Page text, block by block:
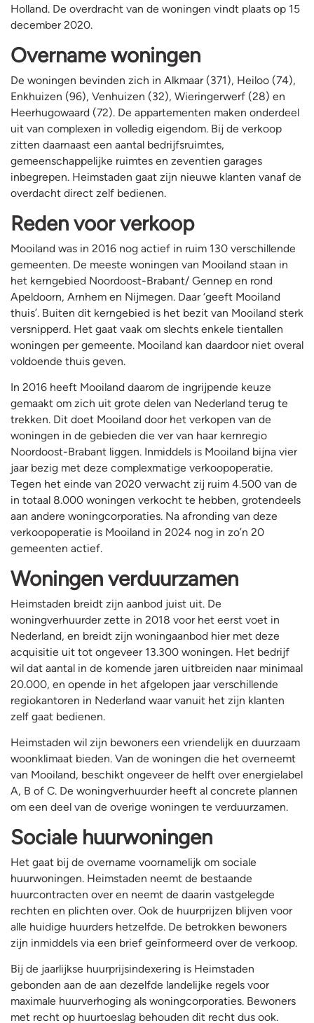
Holland. De overdracht van de woningen vindt plaats op 15
december 2020.
Overname woningen
De woningen bevinden zich in Alkmaar (371), Heiloo (74),
Enkhuizen (96), Venhuizen (32), Wieringerwerf (28) en
Heerhugowaard (72). De appartementen maken onderdeel
uit van complexen in volledig eigendom. Bij de verkoop
zitten daarnaast een aantal bedrijfsruimtes,
gemeenschappelijke ruimtes en zeventien garages
inbegrepen. Heimstaden gaat zijn nieuwe klanten vanaf de
overdacht direct zelf bedienen.
Reden voor verkoop
Mooiland was in 2016 nog actief in ruim 130 verschillende
gemeenten. De meeste woningen van Mooiland staan in
het kerngebied Noordoost-Brabant/ Gennep en rond
Apeldoorn, Arnhem en Nijmegen. Daar ‘geeft Mooiland
thuis’. Buiten dit kerngebied is het bezit van Mooiland sterk
versnipperd. Het gaat vaak om slechts enkele tientallen
woningen per gemeente. Mooiland kan daardoor niet overal
voldoende thuis geven.
In 2016 heeft Mooiland daarom de ingrijpende keuze
gemaakt om zich uit grote delen van Nederland terug te
trekken. Dit doet Mooiland door het verkopen van de
woningen in de gebieden die ver van haar kernregio
Noordoost-Brabant liggen. Inmiddels is Mooiland bijna vier
jaar bezig met deze complexmatige verkoopoperatie.
Tegen het einde van 2020 verwacht zij ruim 4.500 van de
in totaal 8.000 woningen verkocht te hebben, grotendeels
aan andere woningcorporaties. Na afronding van deze
verkoopoperatie is Mooiland in 2024 nog in zo’n 20
gemeenten actief.
Woningen verduurzamen
Heimstaden breidt zijn aanbod juist uit. De
woningverhuurder zette in 2018 voor het eerst voet in
Nederland, en breidt zijn woningaanbod hier met deze
acquisitie uit tot ongeveer 13.300 woningen. Het bedrijf
wil dat aantal in de komende jaren uitbreiden naar minimaal
20.000, en opende in het afgelopen jaar verschillende
regiokantoren in Nederland waar vanuit het zijn klanten
zelf gaat bedienen.
Heimstaden wil zijn bewoners een vriendelijk en duurzaam
woonklimaat bieden. Van de woningen die het overneemt
van Mooiland, beschikt ongeveer de helft over energielabel
A, B of C. De woningverhuurder heeft al concrete plannen
om een deel van de overige woningen te verduurzamen.
Sociale huurwoningen
Het gaat bij de overname voornamelijk om sociale
huurwoningen. Heimstaden neemt de bestaande
huurcontracten over en neemt de daarin vastgelegde
rechten en plichten over. Ook de huurprijzen blijven voor
alle huidige huurders hetzelfde. De betrokken bewoners
zijn inmiddels via een brief geïnformeerd over de verkoop.
Bij de jaarlijkse huurprijsindexering is Heimstaden
gebonden aan de aan dezelfde landelijke regels voor
maximale huurverhoging als woningcorporaties. Bewoners
met recht op huurtoeslag behouden dit recht dus ook.